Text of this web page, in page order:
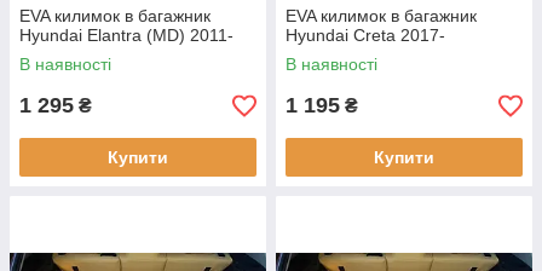
EVA килимок в багажник
Hyundai Elantra (MD) 2011-
В наявності
1 295 ₴
Купити
EVA килимок в багажник
Hyundai Creta 2017-
В наявності
1 195 ₴
Купити